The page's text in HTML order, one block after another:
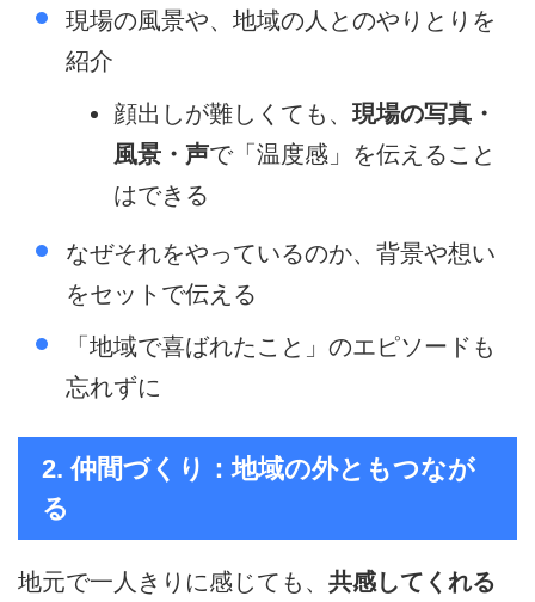
現場の風景や、地域の人とのやりとりを
紹介
顔出しが難しくても、 現場の写真・
風景・声で「温度感」を伝えること
はできる
なぜそれをやっているのか、背景や想い
をセットで伝える
「地域で喜ばれたこと」のエピソードも
忘れずに
2. 仲間づくり：地域の外ともつなが
る
地元で一人きりに感じても、 共感してくれる